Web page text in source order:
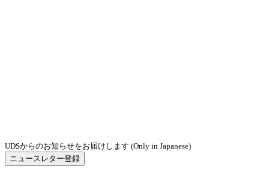
UDSからのお知らせをお届けします (Only in Japanese)
ニュースレター登録